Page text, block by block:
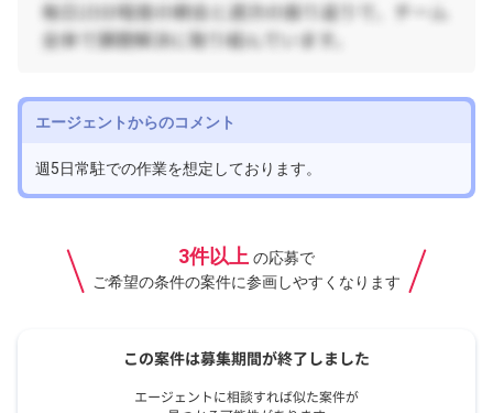
エージェントからのコメント
週5日常駐での作業を想定しております。
3件以上 の応募で
ご希望の条件の案件に参画しやすくなります